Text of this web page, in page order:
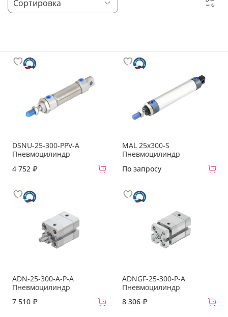
DSNU-25-300-PPV-A
Пневмоцилиндр
4 752 ₽
MAL 25x300-S
Пневмоцилиндр
По запросу
ADN-25-300-A-P-A
Пневмоцилиндр
7 510 ₽
ADNGF-25-300-P-A
Пневмоцилиндр
8 306 ₽